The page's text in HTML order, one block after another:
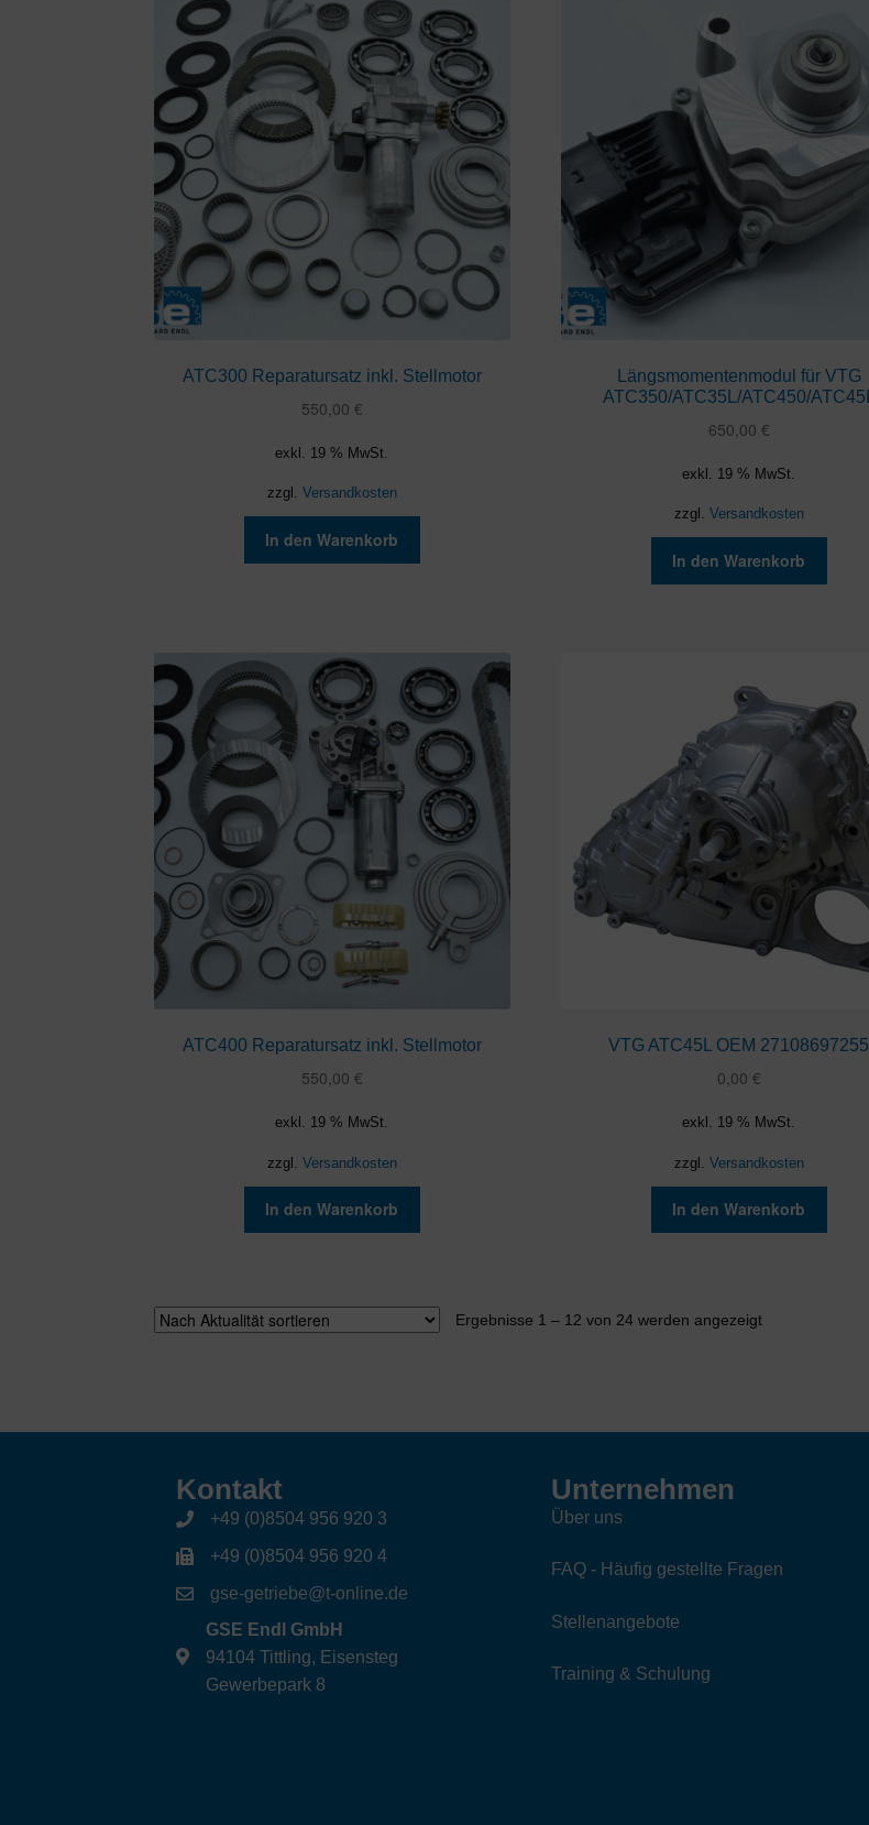
ATC300 Reparatursatz inkl. Stellmotor
550,00 €
exkl. 19 % MwSt.
zzgl. Versandkosten
In den Warenkorb
Längsmomentenmodul für VTG
ATC350/ATC35L/ATC450/ATC45L
650,00 €
exkl. 19 % MwSt.
zzgl. Versandkosten
In den Warenkorb
ATC400 Reparatursatz inkl. Stellmotor
550,00 €
exkl. 19 % MwSt.
zzgl. Versandkosten
In den Warenkorb
VTG ATC45L OEM 27108697255
0,00 €
exkl. 19 % MwSt.
zzgl. Versandkosten
In den Warenkorb
Ergebnisse 1 – 12 von 24 werden angezeigtNach
Kontakt
+49 (0)8504 956 920 3
+49 (0)8504 956 920 4
gse-getriebe@t-online.de
GSE Endl GmbH
94104 Tittling, Eisensteg
Gewerbepark 8
Unternehmen
Über uns
FAQ - Häufig gestellte Fragen
Stellenangebote
Training & Schulung